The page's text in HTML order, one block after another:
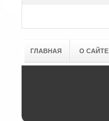
ГЛАВНАЯ О САЙТЕ